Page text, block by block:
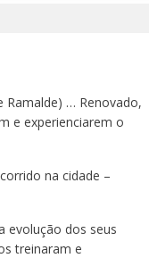
… Renovado,
e experienciarem o
na cidade –
evolução dos seus
treinaram e